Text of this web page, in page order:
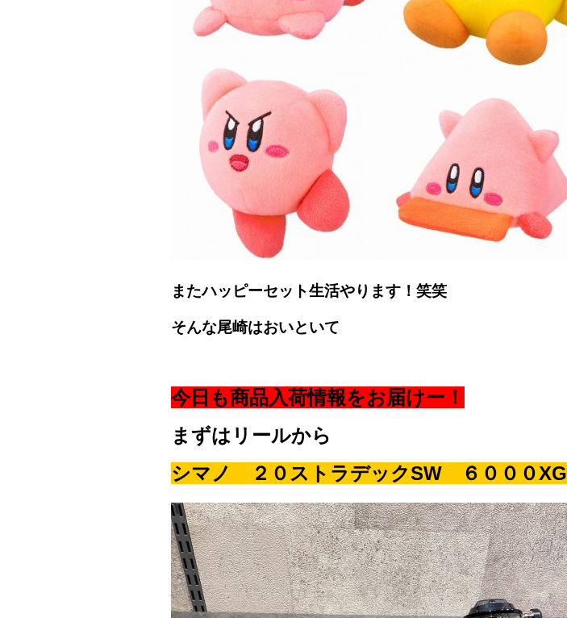
またハッピーセット生活やります！笑笑
そんな尾崎はおいといて
今日も商品入荷情報をお届けー！
まずはリールから
シマノ ２０ストラデックSW ６０００XG